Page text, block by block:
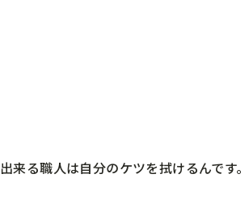
出来る職人は自分のケツを拭けるんです。